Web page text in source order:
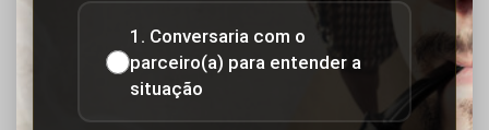
1. Conversaria com o
parceiro(a) para entender a
situação